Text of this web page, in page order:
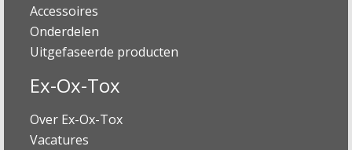
Accessoires
Onderdelen
Uitgefaseerde producten
Ex-Ox-Tox
Over Ex-Ox-Tox
Vacatures